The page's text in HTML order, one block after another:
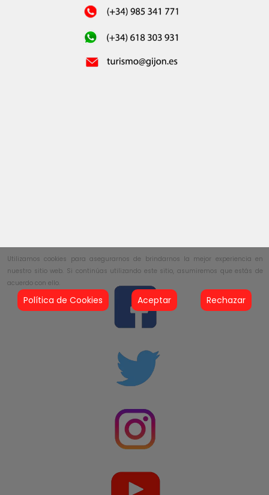
Utilizamos cookies para asegurarnos de brindarnos la mejor experiencia en
nuestro sitio web. Si continúas utilizando este sitio, asumiremos que estás de
acuerdo con ello.
Política de Cookies Aceptar Rechazar